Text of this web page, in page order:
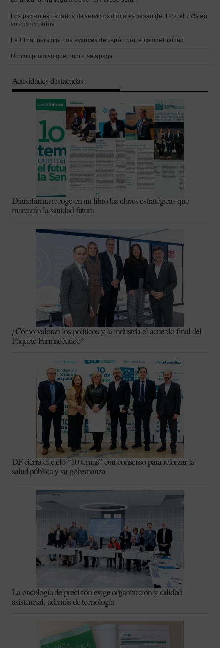
Los pacientes usuarios de servicios digitales pasan del 12% al 77% en
solo cinco años
La Efpia ‘persigue’ los avances de Japón por la competitividad
Un compromiso que nunca se apaga
Actividades destacadas
Diariofarma recoge en un libro las claves estratégicas que
marcarán la sanidad futura
¿Cómo valoran los políticos y la industria el acuerdo final del
Paquete Farmacéutico?
DF cierra el ciclo “10 temas” con consenso para reforzar la
salud pública y su gobernanza
La oncología de precisión exige organización y calidad
asistencial, además de tecnología